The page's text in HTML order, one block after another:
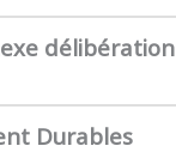
délibération
Durables